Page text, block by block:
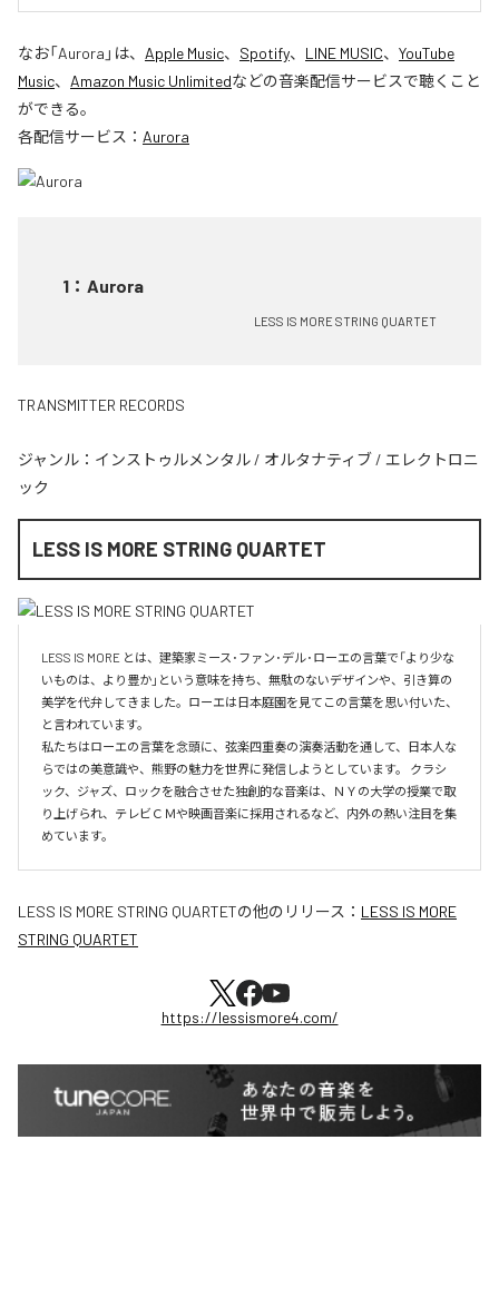
なお「Aurora 」は、 Apple Music、 Spotify、 LINE MUSIC、 YouTube
Music、 Amazon Music Unlimitedなどの音楽配信サービスで聴くこと
ができる。
各配信サービス： Aurora
1 ： Aurora
LESS IS MORE STRING QUARTET
TRANSMITTER RECORDS
ジャンル： インストゥルメンタル / オルタナティブ / エレクトロニ
ック
LESS IS MORE STRING QUARTET
LESS IS MORE とは、建築家ミース･ファン･デル･ローエの言葉で「より少な
いものは、より豊か」という意味を持ち、無駄のないデザインや、引き算の
美学を代弁してきました。ローエは日本庭園を見てこの言葉を思い付いた、
と言われています。
私たちはローエの言葉を念頭に、弦楽四重奏の演奏活動を通して、日本人な
らではの美意識や、熊野の魅力を世界に発信しようとしています。 クラシ
ック、ジャズ、ロックを融合させた独創的な音楽は、ＮＹの大学の授業で取
り上げられ、テレビＣＭや映画音楽に採用されるなど、内外の熱い注目を集
めています。
LESS IS MORE STRING QUARTETの他のリリース： LESS IS MORE
STRING QUARTET
https://lessismore4.com/